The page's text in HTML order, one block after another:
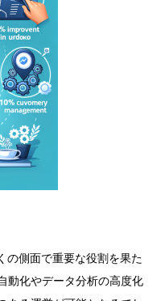
の側面で重要な役割を果た
動化やデータ分析の高度化